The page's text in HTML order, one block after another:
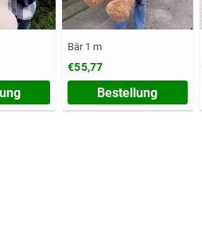
Bär 1 m
€55,77
Bestellung